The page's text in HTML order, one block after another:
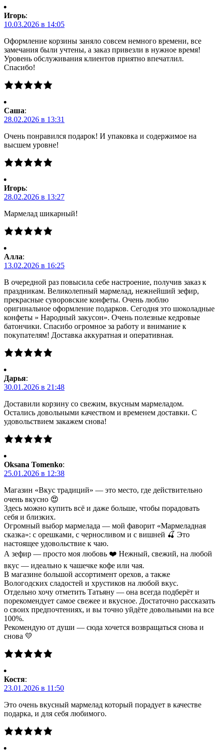
Игорь:
10.03.2026 в 14:05
Оформление корзины заняло совсем немного времени, все
замечания были учтены, а заказ привезли в нужное время!
Уровень обслуживания клиентов приятно впечатлил.
Спасибо!
Саша:
28.02.2026 в 13:31
Очень понравился подарок! И упаковка и содержимое на
высшем уровне!
Игорь:
28.02.2026 в 13:27
Мармелад шикарный!
Алла:
13.02.2026 в 16:25
В очередной раз повысила себе настроение, получив заказ к
праздникам. Великолепный мармелад, нежнейший зефир,
прекрасные суворовские конфеты. Очень люблю
оригинальное оформление подарков. Сегодня это шоколадные
конфеты » Народный закусон». Очень полезные кедровые
батончики. Спасибо огромное за работу и внимание к
покупателям! Доставка аккуратная и оперативная.
Дарья:
30.01.2026 в 21:48
Доставили корзину со свежим, вкусным мармеладом.
Остались довольными качеством и временем доставки. С
удовольствием закажем снова!
Oksana Tomenko:
25.01.2026 в 12:38
Магазин «Вкус традиций» — это место, где действительно
очень вкусно 😍
Здесь можно купить всё и даже больше, чтобы порадовать
себя и близких.
Огромный выбор мармелада — мой фаворит «Мармеладная
сказка»: с орешками, с черносливом и с вишней 🍒 Это
настоящее удовольствие к чаю.
А зефир — просто моя любовь ❤️ Нежный, свежий, на любой
вкус — идеально к чашечке кофе или чая.
В магазине большой ассортимент орехов, а также
Вологодских сладостей и хрустиков на любой вкус.
Отдельно хочу отметить Татьяну — она всегда подберёт и
порекомендует самое свежее и вкусное. Достаточно рассказать
о своих предпочтениях, и вы точно уйдёте довольными на все
100%.
Рекомендую от души — сюда хочется возвращаться снова и
снова 💛
Костя:
23.01.2026 в 11:50
Это очень вкусный мармелад который порадует в качестве
подарка, и для себя любимого.